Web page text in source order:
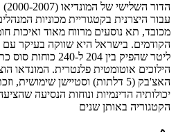
עבור היצרנית בקטגוריית מכוניות
מכובד, תא נוסעים מרווח מאוד ואיכות
ליטר שהפיק בין 204
האצ'בק (5 דלתות) וסטיישן
יכולותיה הדינמיות ונוחות הנסיעה
הקטגוריה באותן שנים